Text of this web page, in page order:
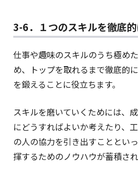
3-6．１つのスキルを徹底的
仕事や趣味のスキルのうち極め
め、トップを取れるまで徹底的
を鍛えることに役立ちます。
スキルを磨いていくためには、
にどうすればよいか考えたり、
の人の協力を引き出すこととい
揮するためのノウハウが蓄積され